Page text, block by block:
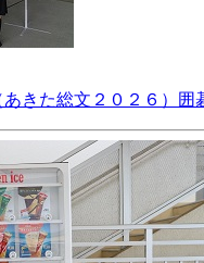
きた総文２０２６）囲